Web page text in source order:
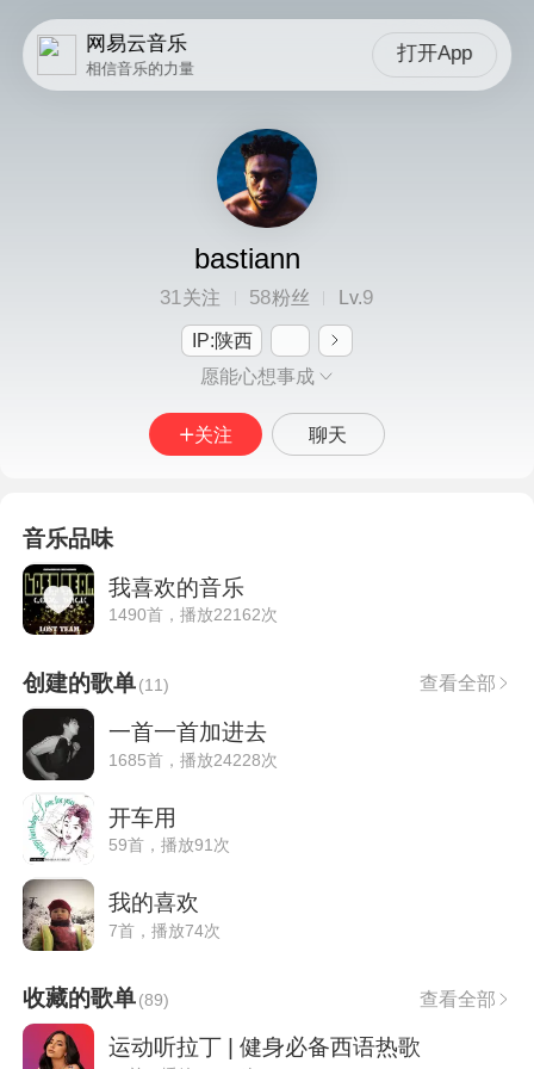
网易云音乐
相信音乐的力量
打开App
bastiann
31关注 58粉丝 Lv.9
IP:陕西
愿能心想事成
关注 聊天
音乐品味
我喜欢的音乐
1490首，播放22162次
创建的歌单(11) 查看全部
一首一首加进去
1685首，播放24228次
开车用
59首，播放91次
我的喜欢
7首，播放74次
收藏的歌单(89) 查看全部
运动听拉丁 | 健身必备西语热歌